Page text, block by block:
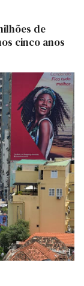
de
cinco anos